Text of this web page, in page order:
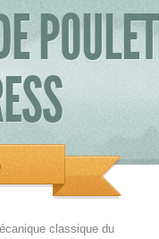
POULET
classique du